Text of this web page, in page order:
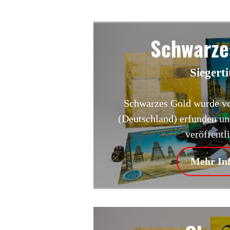
Schwarzes Gold wurde
(Deutschland) erfunden
Mehr